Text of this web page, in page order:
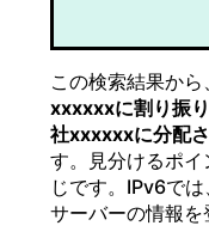
この検索結果から、
xxxxxxに割り振
社xxxxxxに分配
す。見分けるポ
じです。IPv6で
サーバーの情報を